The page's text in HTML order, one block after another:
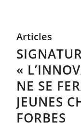
Articles
«
NE SE
JEUNES
FORBES